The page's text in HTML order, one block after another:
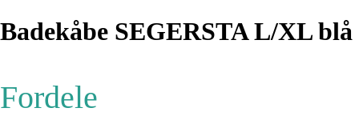
Badekåbe SEGERSTA L/XL blå
Fordele